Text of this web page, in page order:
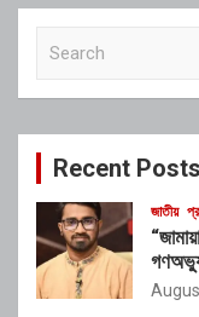
c
Recent Posts
জাতীয়
নেই”: